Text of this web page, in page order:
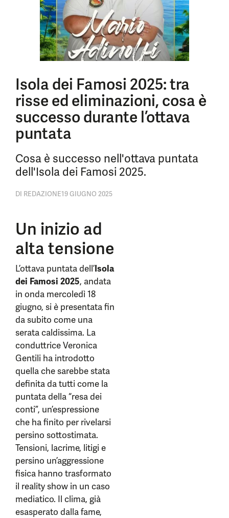
Isola dei Famosi 2025: tra
risse ed eliminazioni, cosa è
successo durante l’ottava
puntata
Cosa è successo nell'ottava puntata
dell'Isola dei Famosi 2025.
DI REDAZIONE19 GIUGNO 2025
Un inizio ad
alta tensione
L’ottava puntata dell’Isola
dei Famosi 2025, andata
in onda mercoledì 18
giugno, si è presentata fin
da subito come una
serata caldissima. La
conduttrice Veronica
Gentili ha introdotto
quella che sarebbe stata
definita da tutti come la
puntata della “resa dei
conti”, un’espressione
che ha finito per rivelarsi
persino sottostimata.
Tensioni, lacrime, litigi e
persino un’aggressione
fisica hanno trasformato
il reality show in un caso
mediatico. Il clima, già
esasperato dalla fame,